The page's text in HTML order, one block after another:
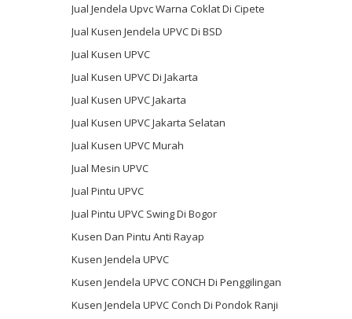
Jual Jendela Upvc Warna Coklat Di Cipete
Jual Kusen Jendela UPVC Di BSD
Jual Kusen UPVC
Jual Kusen UPVC Di Jakarta
Jual Kusen UPVC Jakarta
Jual Kusen UPVC Jakarta Selatan
Jual Kusen UPVC Murah
Jual Mesin UPVC
Jual Pintu UPVC
Jual Pintu UPVC Swing Di Bogor
Kusen Dan Pintu Anti Rayap
Kusen Jendela UPVC
Kusen Jendela UPVC CONCH Di Penggilingan
Kusen Jendela UPVC Conch Di Pondok Ranji